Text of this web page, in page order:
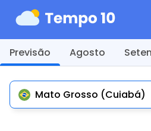
Previsão Agosto
Mato Grosso (Cuiabá)